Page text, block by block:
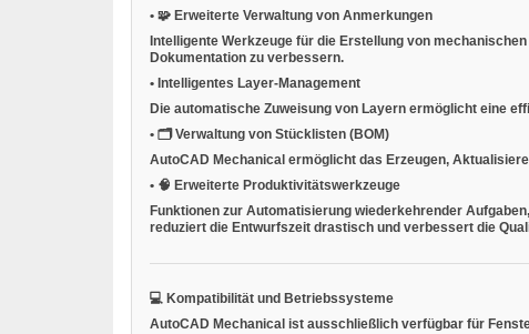
• 🧩 Erweiterte Verwaltung von Anmerkungen
Intelligente Werkzeuge für die Erstellung von
Dokumentation zu verbessern.
• Intelligentes Layer-Management
Die automatische Zuweisung von Layern ermöglicht eine
• 🗂Verwaltung von Stücklisten (BOM)
AutoCAD Mechanical ermöglicht das Erzeugen,
• 🧠 Erweiterte Produktivitätswerkzeuge
Funktionen zur Automatisierung wiederkehrender
reduziert die Entwurfszeit drastisch und verbessert die
💻 Kompatibilität und Betriebssysteme
AutoCAD Mechanical ist ausschließlich verfügbar für